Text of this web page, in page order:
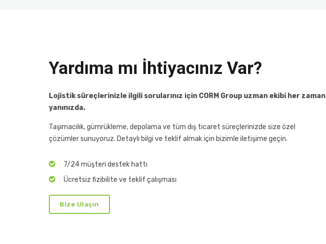
Yardıma mı İhtiyacınız Var?
Lojistik süreçlerinizle ilgili sorularınız için CORM Group uzman ekibi her zaman
yanınızda.
Taşımacılık, gümrükleme, depolama ve tüm dış ticaret süreçlerinizde size özel
çözümler sunuyoruz. Detaylı bilgi ve teklif almak için bizimle iletişime geçin.
7/24 müşteri destek hattı
Ücretsiz fizibilite ve teklif çalışması
Bize Ulaşın